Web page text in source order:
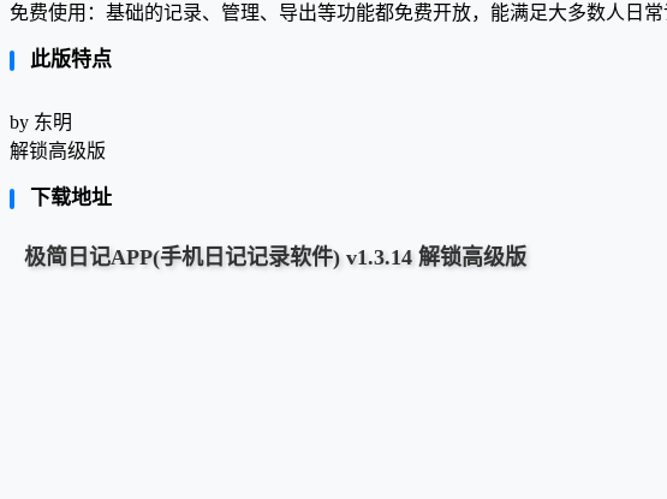
免费使用：基础的记录、管理、导出等功能都免费开放，能满足大多数人日常
此版特点
by 东明
解锁高级版
下载地址
极简日记APP(手机日记记录软件) v1.3.14 解锁高级版